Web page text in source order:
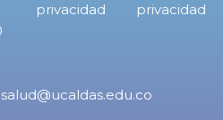
privacidad
privacidad